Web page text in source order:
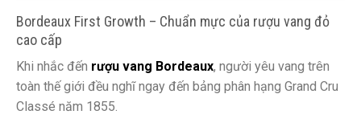
Bordeaux First Growth – Chuẩn mực của rượu vang đỏ
cao cấp
Khi nhắc đến rượu vang Bordeaux, người yêu vang trên
toàn thế giới đều nghĩ ngay đến bảng phân hạng Grand Cru
Classé năm 1855.